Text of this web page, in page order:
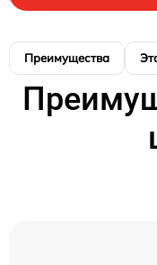
Преимущества